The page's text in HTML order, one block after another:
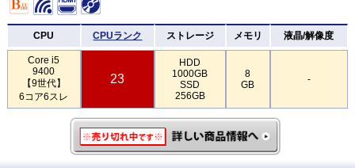
CPU CPUランク ストレージ メモリ 液晶/解像度
Core i5
9400
【9世代】
6コア6スレ
23
HDD
1000GB
SSD
256GB
8
GB
-